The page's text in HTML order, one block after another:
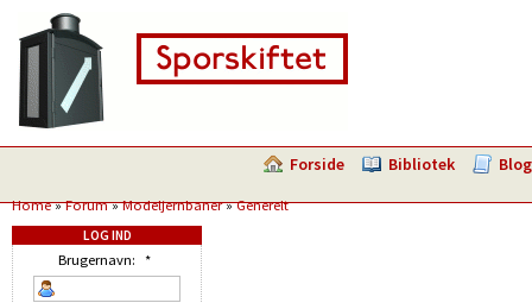
Forside Bibliotek Blog
Home»Forum»Modeljernbaner»Generelt
LOG IND
Brugernavn: *